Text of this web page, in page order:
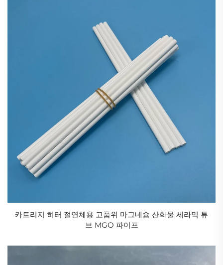
용융용 타이글, 열교환기, 생체 재료 등을 제작합니다.
중성자를 포착하고 흡수하는 특성을 가진 세라믹스를
이용하여 다양한 구조 재료도 제작됩니다. 이러한 응용
분야는 산업용 세라믹스의 활용 예 중 일부에 불과하며,
산업용 세라믹스의 용도는 매우 광범위합니다.
21세기 고부가가치 제조업의 핵심 소재로서, 산업용 세
라믹의 성능 돌파는 에너지, 의료, 반도체 등 다양한 분
야의 혁신을 주도하고 있다. 제조 기술의 발전과 융합
연구의 심화에 따라 산업용 세라믹은 극한 환경 적용,
소형화 기기 등 다양한 분야에서 한층 더 큰 잠재력을
이 될 전망이다.
카트리지 히터 절연체용 고품위 마그네슘 산화물 세라믹 튜
브 MGO 파이프